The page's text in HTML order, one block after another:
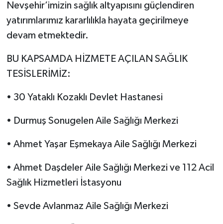
Nevşehir’imizin sağlık altyapısını güçlendiren
yatırımlarımız kararlılıkla hayata geçirilmeye
devam etmektedir.
BU KAPSAMDA HİZMETE AÇILAN SAĞLIK
TESİSLERİMİZ:
• 30 Yataklı Kozaklı Devlet Hastanesi
• Durmuş Sonugelen Aile Sağlığı Merkezi
• Ahmet Yaşar Eşmekaya Aile Sağlığı Merkezi
• Ahmet Daşdeler Aile Sağlığı Merkezi ve 112 Acil
Sağlık Hizmetleri İstasyonu
• Sevde Avlanmaz Aile Sağlığı Merkezi